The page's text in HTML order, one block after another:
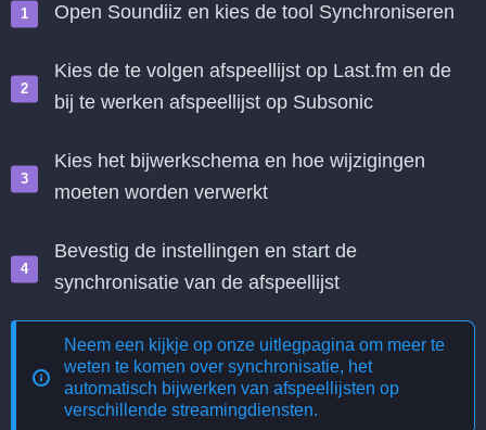
Open Soundiiz en kies de tool Synchroniseren
Kies de te volgen afspeellijst op Last.fm en de
bij te werken afspeellijst op Subsonic
Kies het bijwerkschema en hoe wijzigingen
moeten worden verwerkt
Bevestig de instellingen en start de
synchronisatie van de afspeellijst
Neem een kijkje op onze uitlegpagina om meer te
weten te komen over synchronisatie, het
automatisch bijwerken van afspeellijsten op
verschillende streamingdiensten.